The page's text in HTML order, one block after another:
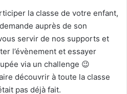
la classe de votre enfant,
auprès de son
servir de nos supports et
l’évènement et essayer
via un challenge 😉
découvrir à toute la classe
pas déjà fait.